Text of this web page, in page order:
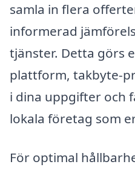
samla in flera
informerad
tjänster. Detta görs
plattform, takbyte-
i dina uppgifter och
lokala företag som
För optimal